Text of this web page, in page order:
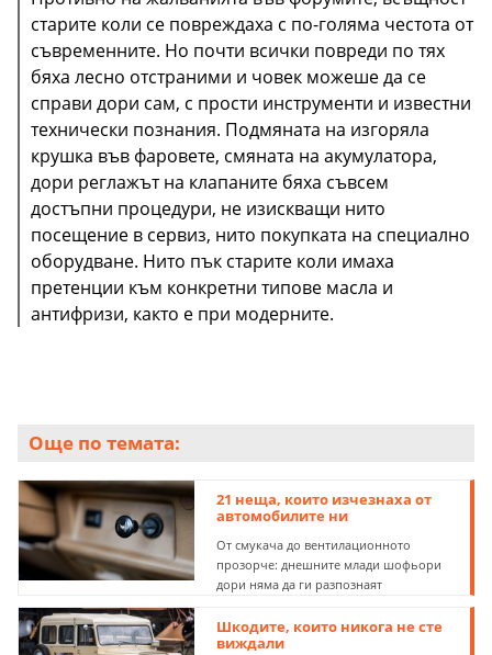
старите коли се повреждаха с по-голяма честота от
съвременните. Но почти всички повреди по тях
бяха лесно отстраними и човек можеше да се
справи дори сам, с прости инструменти и известни
технически познания. Подмяната на изгоряла
крушка във фаровете, смяната на акумулатора,
дори реглажът на клапаните бяха съвсем
достъпни процедури, не изискващи нито
посещение в сервиз, нито покупката на специално
оборудване. Нито пък старите коли имаха
претенции към конкретни типове масла и
антифризи, както е при модерните.
Още по темата:
21 неща, които изчезнаха от
автомобилите ни
От смукача до вентилационното
прозорче: днешните млади шофьори
дори няма да ги разпознаят
Шкодите, които никога не сте
виждали